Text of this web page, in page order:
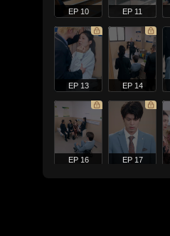
EP 10 EP 11
EP 13 EP 14
EP 16 EP 17